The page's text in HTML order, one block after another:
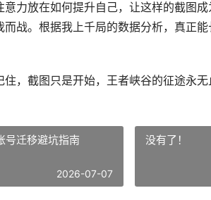
力放在如何提升自己，让这样的截图
战。根据我上千局的数据分析，真正
，截图只是开始，王者峡谷的征途永无
号迁移避坑指南
2026-07-07
没有了！